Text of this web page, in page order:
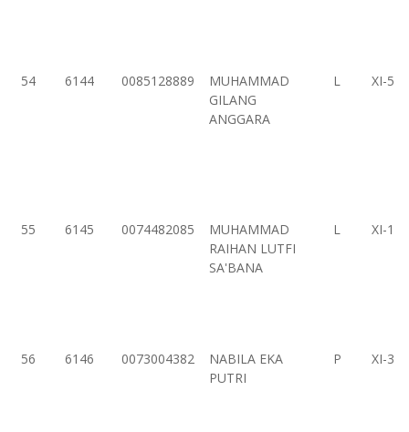
54 6144 0085128889
MUHAMMAD
GILANG
ANGGARA
L XI-5
55 6145 0074482085
MUHAMMAD
RAIHAN LUTFI
SA'BANA
L XI-1
56 6146 0073004382
NABILA EKA
PUTRI
P XI-3